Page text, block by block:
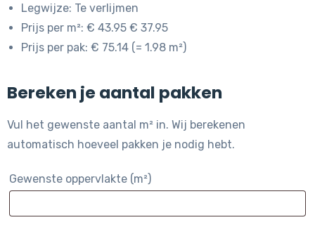
Legwijze: Te verlijmen
Prijs per m²: € 43.95 € 37.95
Prijs per pak: € 75.14 (= 1.98 m²)
Bereken je aantal pakken
Vul het gewenste aantal m² in. Wij berekenen
automatisch hoeveel pakken je nodig hebt.
Gewenste oppervlakte (m²)